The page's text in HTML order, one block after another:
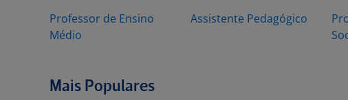
Professor de Ensino
Médio
Assistente Pedagógico
Mais Populares